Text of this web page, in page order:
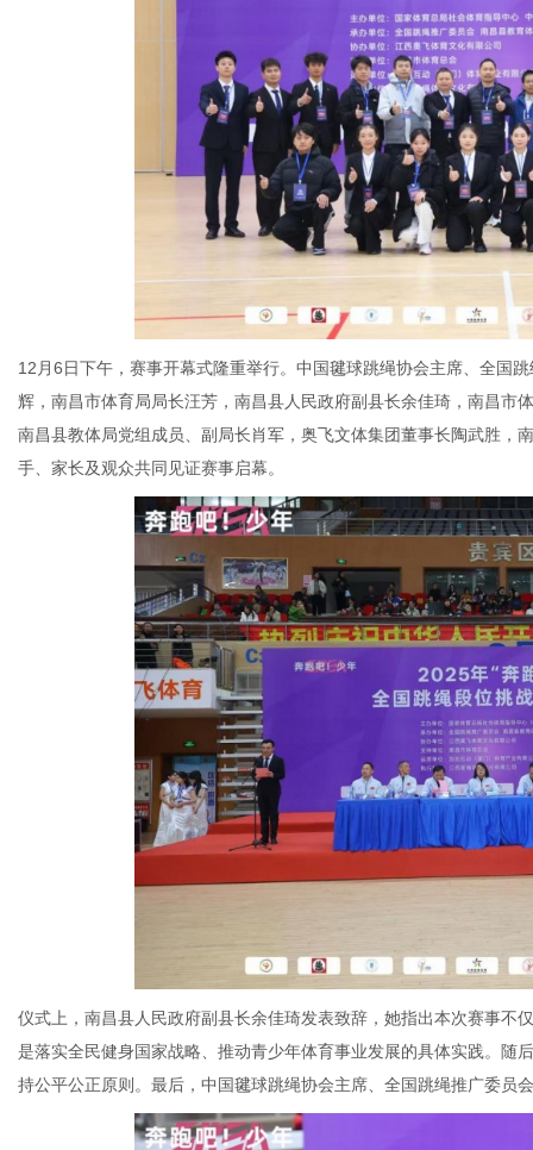
12月6日下午，赛事开幕式隆重举行。中国毽球跳绳协会主席、全国
辉，南昌市体育局局长汪芳，南昌县人民政府副县长余佳琦，南昌市
南昌县教体局党组成员、副局长肖军，奥飞文体集团董事长陶武胜，
手、家长及观众共同见证赛事启幕。
仪式上，南昌县人民政府副县长余佳琦发表致辞，她指出本次赛事不
是落实全民健身国家战略、推动青少年体育事业发展的具体实践。随
持公平公正原则。最后，中国毽球跳绳协会主席、全国跳绳推广委员